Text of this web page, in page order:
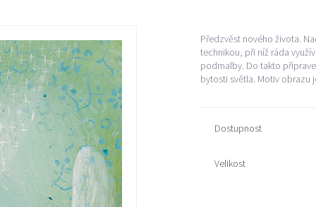
Předzvěst nového života.
technikou, při níž ráda
podmalby. Do takto
bytosti světla. Motiv obrazu
Dostupnost
Velikost